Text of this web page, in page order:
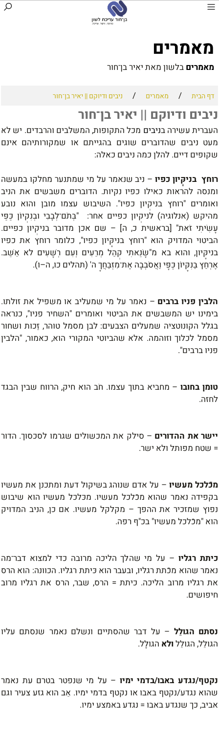
מאמרים
מאמרים בלשון מאת יאיר בן־חור
דף הבית / מאמרים / ניבים ודיוקם || יאיר בן־חור
ניבים ודיוקם || יאיר בן־חור
העברית עשירה בניבים מכל התקופות, המשלבים והרבדים. יש לא
מעט ניבים שהדוברים שוגים בהגייתם או שמקורותיהם אינם
שקופים דיים. להלן כמה ניבים כאלה:
רוחץ בניקָּיון כפיו – ניב שנאמר על מי שמתנער מחלקו במעשה
ומנסה להראות כאילו כפיו נקיות. הדוברים משבשים את הניב
ואומרים "רוחץ בניקְיון כפיו". השיבוש עצמו מובן והוא נובע
מהיקש (אנלוגיה) לניקְיון כפיים אחר: "בְּתֹם־לְבָבִי וּבְנִקְיוֹן כַּפַּי
עָשִׂיתִי זֹאת" [בראשית כ, ה] – שם אכן מדובר בניקְיון כפיים.
הביטוי המדויק הוא "רוחץ בניקָּיון כפיו", כלומר רוחץ את כפיו
בניקָּיון, והוא בא מ"שָׂנֵאתִי קְהַל מְרֵעִים וְעִם רְשָׁעִים לא אֵשֵׁב.
אֶרְחַץ בַּנִּקָּיוֹן כַּפָּי וַאֲסֹבְבָה אֶת־מִזְבַּחֲךָ ה' (תהלים כו, ה–ו).
הלבין פניו ברבים – נאמר על מי שמעליב או משפיל את זולתו.
בימינו יש המשבשים את הביטוי ואומרים "השחיר פניו", כנראה
בגלל הקונוטציה שמעלים הצבעים: לבן מסמל טוהר, זַכות ושחור
מסמל לכלוך וזוהמה. אלא שהביוטי המקורי הוא, כאמור, "הלבין
פניו ברבים".
טומן בחובו – מחביא בתוך עצמו. חֹב הוא חיק, הרווח שבין הבגד
לחזה.
יישר את ההדורים – סילק את המכשולים שגרמו לסכסוך. הדור
= שטח מפותל ולא ישר.
מכֿלכל מעשיו – על אדם שנוהג בשיקול דעת ומתכנן את מעשיו
בקפידה נאמר שהוא מכֿלכל מעשיו. מכּלכל מעשיו הוא שיבוש
נפוץ שמזכיר את ההפך – מקלקל מעשיו. אם כן, הניב המדויק
הוא "מכֿלכל מעשיו" בכ"ף רפה.
כיתת רגליו – על מי שהלך הליכה מרובה כדי למצוא דבר־מה
נאמר שהוא מכֿתת רגליו, ובעבר הוא כּיתת רגליו. הכוונה: הוא הרס
את רגליו מרוב הליכה. כיתת = הרס, שבר, הרס את רגליו מרוב
חיפושים.
נסתם הגולֵל – על דבר שהסתיים ונשלם נאמר שנסתם עליו
הגולֵל, הגולֵלולא הגולָל.
נקטף/נגדע באבו/בדמי ימיו – על מי שנפטר בטרם עת נאמר
שהוא נגדע/נקטף באבו או נקטף בדמי ימיו. אֵב הוא גזע צעיר וגם
אביב, כך שנגדע באבו = נגדע באמצע ימיו.